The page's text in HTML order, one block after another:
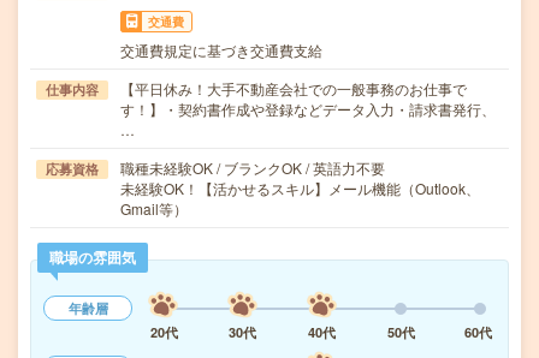
交通費
交通費規定に基づき交通費支給
仕事内容
【平日休み！大手不動産会社での一般事務のお仕事で
す！】・契約書作成や登録などデータ入力・請求書発行、
…
応募資格
職種未経験OK / ブランクOK / 英語力不要
未経験OK！【活かせるスキル】メール機能（Outlook、
Gmail等）
職場の雰囲気
年齢層
20代
30代 40代 50代
60代